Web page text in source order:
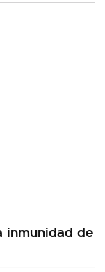
inmunidad de